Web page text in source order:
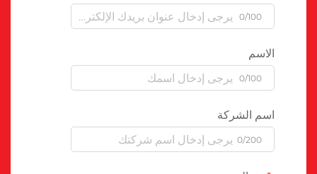
0/100
الاسم
0/100
اسم الشركة
0/200